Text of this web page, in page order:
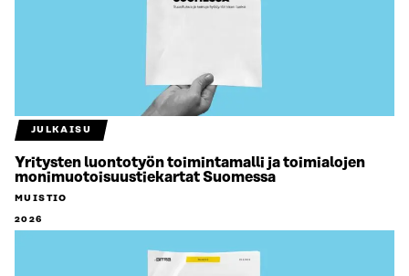
JULKAISU
Yritysten luontotyön toimintamalli ja toimialojen
monimuotoisuustiekartat Suomessa
MUISTIO
2026